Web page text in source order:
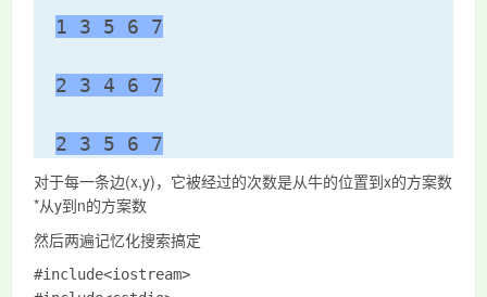
1 3 5 6 7
2 3 4 6 7
2 3 5 6 7
对于每一条边(x,y)，它被经过的次数是从牛的位置到x的方案数
*从y到n的方案数
然后两遍记忆化搜索搞定
#include<iostream>